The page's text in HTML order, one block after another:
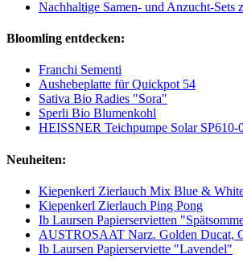
Nachhaltige Samen- und Anzucht-Sets
Bloomling entdecken:
Franchi Sementi
Aushebeplatte für Quickpot 54
Sativa Bio Radies "Sora"
Sperli Bio Blumenkohl
HEISSNER Teichpumpe Solar SP610-
Neuheiten:
Kiepenkerl Zierlauch Mix Blue &
Kiepenkerl Zierlauch Ping Pong
Ib Laursen Papierservietten
AUSTROSAAT Narz. Golden Ducat,
Ib Laursen Papierserviette "Lavendel"